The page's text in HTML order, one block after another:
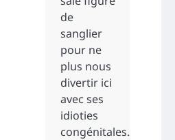
de
sanglier
pour ne
plus nous
divertir ici
avec ses
idioties
congénitales.